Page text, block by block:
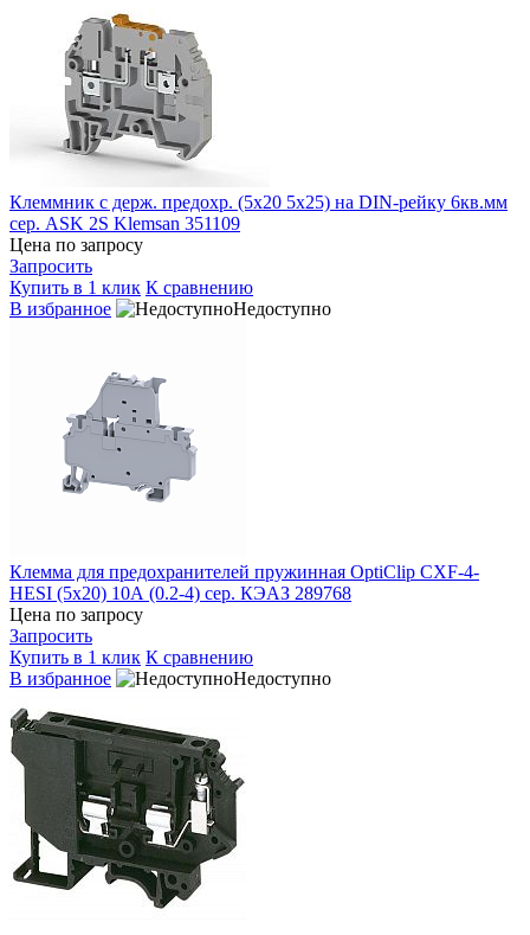
Клеммник с держ. предохр. (5х20 5х25) на DIN-рейку 6кв.мм
сер. ASK 2S Klemsan 351109
Цена по запросу
Запросить
Купить в 1 клик К сравнению
В избранное
Недоступно
Клемма для предохранителей пружинная OptiClip CXF-4-
HESI (5х20) 10А (0.2-4) сер. КЭАЗ 289768
Цена по запросу
Запросить
Купить в 1 клик К сравнению
В избранное
Недоступно